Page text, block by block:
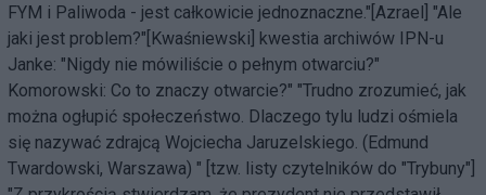
FYM i Paliwoda - jest całkowicie jednoznaczne."[Azrael] "Ale
jaki jest problem?"[Kwaśniewski] kwestia archiwów IPN-u
Janke: "Nigdy nie mówiliście o pełnym otwarciu?"
Komorowski: Co to znaczy otwarcie?" "Trudno zrozumieć, jak
można ogłupić społeczeństwo. Dlaczego tylu ludzi ośmiela
się nazywać zdrajcą Wojciecha Jaruzelskiego. (Edmund
Twardowski, Warszawa) " [tzw. listy czytelników do "Trybuny"]